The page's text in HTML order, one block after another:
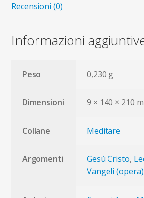
Recensioni (0)
Informazioni
Peso 0,230 g
Dimensioni 9 × 140 × 210
Collane Meditare
Argomenti Gesù Cristo,
Vangeli (opera)